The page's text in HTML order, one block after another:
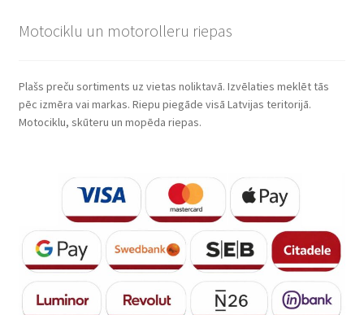
Motociklu un motorolleru riepas
Plašs preču sortiments uz vietas noliktavā. Izvēlaties meklēt tās
pēc izmēra vai markas. Riepu piegāde visā Latvijas teritorijā.
Motociklu, skūteru un mopēda riepas.